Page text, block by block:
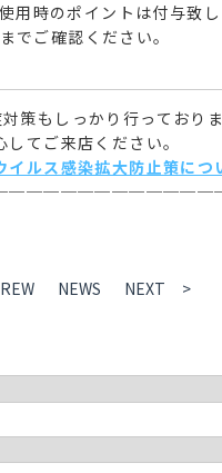
用時のポイントは付与致し
でご確認ください。
策もしっかり行っておりま
してご来店ください。
イルス感染拡大防止策につ
NEWS NEXT >